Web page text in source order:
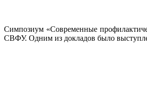
Симпозиум «Современные
СВФУ. Одним из докладов было